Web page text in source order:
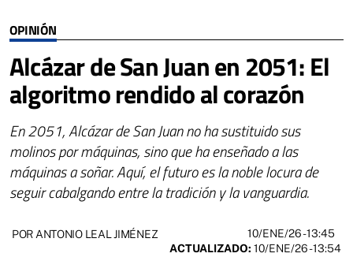
OPINIÓN
Alcázar de San Juan en 2051: El
algoritmo rendido al corazón
En 2051, Alcázar de San Juan no ha sustituido sus
molinos por máquinas, sino que ha enseñado a las
máquinas a soñar. Aquí, el futuro es la noble locura de
seguir cabalgando entre la tradición y la vanguardia.
POR ANTONIO LEAL JIMÉNEZ 10/ENE/26- 13:45
ACTUALIZADO: 10/ENE/26 - 13:54